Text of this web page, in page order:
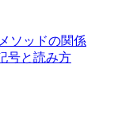
ソッドの関係
号と読み方